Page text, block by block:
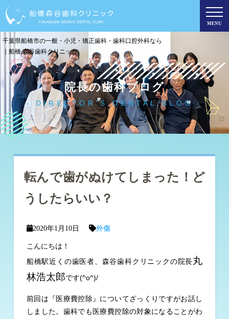
MENU
千葉県船橋市の一般・小児・矯正歯科・歯科口腔外科なら
｜船橋 森谷歯科クリニック
院長の歯科ブログ
DIRECTOR'S DENTAL BLOG
転んで歯がぬけてしまった！ど
うしたらいい？
2020年1月10日 外傷
こんにちは！
船橋駅近くの歯医者、森谷歯科クリニックの院長丸
林浩太郎です(^o^)/
前回は『医療費控除』についてざっくりですがお話し
しました。歯科でも医療費控除の対象になることがわ